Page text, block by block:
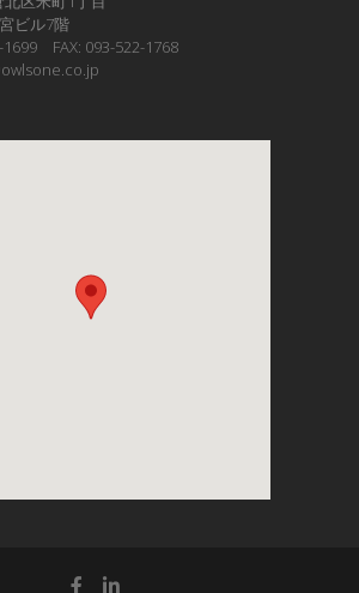
ビル7階
1699 FAX: 093-522-1768